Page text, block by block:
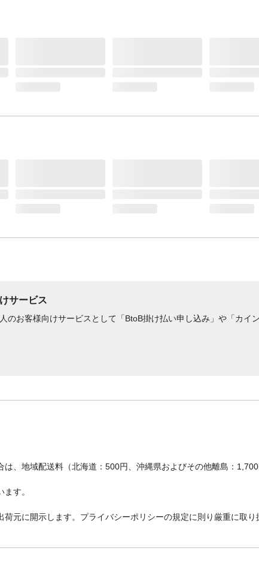
・素材
●表面材/ポリオレフィン、不織布●吸収材/綿状パル
対象
体重6~13kg
サービス
のお客様向けサービスとして「BtoB掛け払い申し込み」や「カイ
、地域配送料（北海道：500円、沖縄県およびその他離島：
す。
元に開示します。プライバシーポリシーの規定に則り厳重に取り